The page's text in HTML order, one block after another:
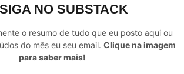
NO SUBSTACK
o resumo de tudo que eu posto aqui ou
do mês eu seu email. Clique na imagem
para saber mais!